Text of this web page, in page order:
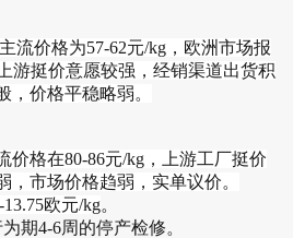
流价格为57-62元/kg，欧洲市场报
游挺价意愿较强，经销渠道出货积
，价格平稳略弱。
价格在80-86元/kg，上游工厂挺价
，市场价格趋弱，实单议价。
欧元/kg。
期4-6周的停产检修。